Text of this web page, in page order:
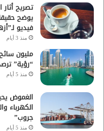
تصريح
يوضح
فيديو
منذ 3 أيام
مليون
“رؤية”
منذ 5 أيام
الغموض
الكهرباء
جروب”
منذ 5 أيام